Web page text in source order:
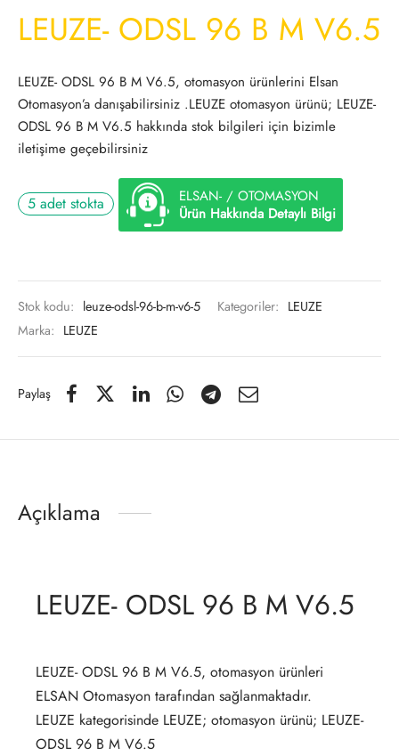
LEUZE- ODSL 96 B M V6.5
LEUZE- ODSL 96 B M V6.5, otomasyon ürünlerini Elsan
Otomasyon’a danışabilirsiniz .LEUZE otomasyon ürünü; LEUZE-
ODSL 96 B M V6.5 hakkında stok bilgileri için bizimle
iletişime geçebilirsiniz
5 adet stokta
ELSAN- / OTOMASYON
Ürün Hakkında Detaylı Bilgi
Stok kodu: leuze-odsl-96-b-m-v6-5 Kategoriler: LEUZE
Marka: LEUZE
Paylaş
Açıklama
LEUZE- ODSL 96 B M V6.5
LEUZE- ODSL 96 B M V6.5, otomasyon ürünleri
ELSAN Otomasyon tarafından sağlanmaktadır.
LEUZE kategorisinde LEUZE; otomasyon ürünü; LEUZE-
ODSL 96 B M V6.5